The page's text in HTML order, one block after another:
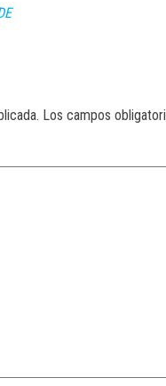
Los campos